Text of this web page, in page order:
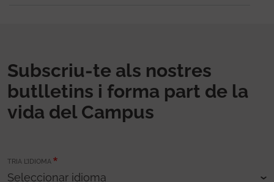
Subscriu-te als nostres
butlletins i forma part de la
vida del Campus
TRIA L’IDIOMA